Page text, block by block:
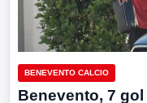
BENEVENTO CALCIO
Benevento, 7